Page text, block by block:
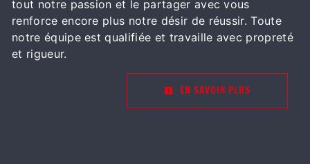
tout notre passion et le partager avec vous
renforce encore plus notre désir de réussir. Toute
notre équipe est qualifiée et travaille avec propreté
et rigueur.
EN SAVOIR PLUS